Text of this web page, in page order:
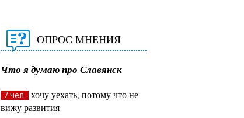
ОПРОС МНЕНИЯ
Что я думаю про Славянск
7 чел.
хочу уехать, потому что не
вижу развития